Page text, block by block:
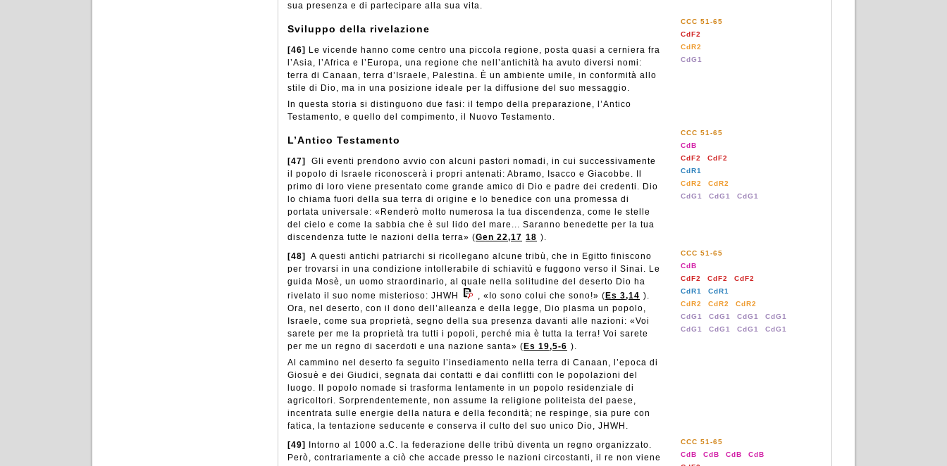
sua presenza e di partecipare alla sua vita.
Sviluppo della rivelazione
[46]
Le vicende hanno come centro una piccola regione, posta quasi a cerniera fra
l’Asia, l’Africa e l’Europa, una regione che nell’antichità ha avuto diversi nomi:
terra di Canaan, terra d’Israele, Palestina. È un ambiente umile, in conformità allo
stile di Dio, ma in una posizione ideale per la diffusione del suo messaggio.
In questa storia si distinguono due fasi: il tempo della preparazione, l’Antico
Testamento, e quello del compimento, il Nuovo Testamento.
CCC 51-65
CdF2
CdR2
CdG1
L’Antico Testamento
[47]
Gli eventi prendono avvio con alcuni pastori nomadi, in cui successivamente
il popolo di Israele riconoscerà i propri antenati: Abramo, Isacco e Giacobbe. Il
primo di loro viene presentato come grande amico di Dio e padre dei credenti. Dio
lo chiama fuori della sua terra di origine e lo benedice con una promessa di
portata universale: «Renderò molto numerosa la tua discendenza, come le stelle
del cielo e come la sabbia che è sul lido del mare... Saranno benedette per la tua
discendenza tutte le nazioni della terra» (Gen 22,17 18 ).
CCC 51-65
CdB
CdF2
CdF2
CdR1
CdR2
CdR2
CdG1
CdG1 CdG1
[48]
A questi antichi patriarchi si ricollegano alcune tribù, che in Egitto finiscono
per trovarsi in una condizione intollerabile di schiavitù e fuggono verso il Sinai. Le
guida Mosè, un uomo straordinario, al quale nella solitudine del deserto Dio ha
rivelato il suo nome misterioso: JHWH
, «Io sono colui che sono!» ( Es 3,14 ).
Ora, nel deserto, con il dono dell’alleanza e della legge, Dio plasma un popolo,
Israele, come sua proprietà, segno della sua presenza davanti alle nazioni: «Voi
sarete per me la proprietà tra tutti i popoli, perché mia è tutta la terra! Voi sarete
per me un regno di sacerdoti e una nazione santa» ( Es 19,5-6 ).
Al cammino nel deserto fa seguito l’insediamento nella terra di Canaan, l’epoca di
Giosuè e dei Giudici, segnata dai contatti e dai conflitti con le popolazioni del
luogo. Il popolo nomade si trasforma lentamente in un popolo residenziale di
agricoltori. Sorprendentemente, non assume la religione politeista del paese,
incentrata sulle energie della natura e della fecondità; ne respinge, sia pure con
fatica, la tentazione seducente e conserva il culto del suo unico Dio, JHWH.
CCC 51-65
CdB
CdF2
CdF2
CdF2
CdR1
CdR1
CdR2
CdR2
CdR2
CdG1
CdG1 CdG1
CdG1
CdG1
CdG1 CdG1 CdG1
[49]
Intorno al 1000 a.C. la federazione delle tribù diventa un regno organizzato.
Però, contrariamente a ciò che accade presso le nazioni circostanti, il re non viene
CCC 51-65
CdB
CdB CdB
CdB